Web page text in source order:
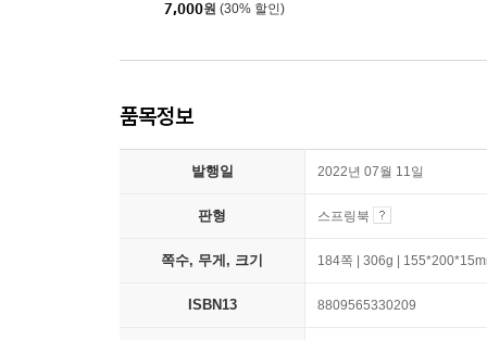
7,000원 (30% 할인)
품목정보
발행일 2022년 07월 11일
판형 스프링북
쪽수, 무게, 크기 184쪽 | 306g |
ISBN13 8809565330209